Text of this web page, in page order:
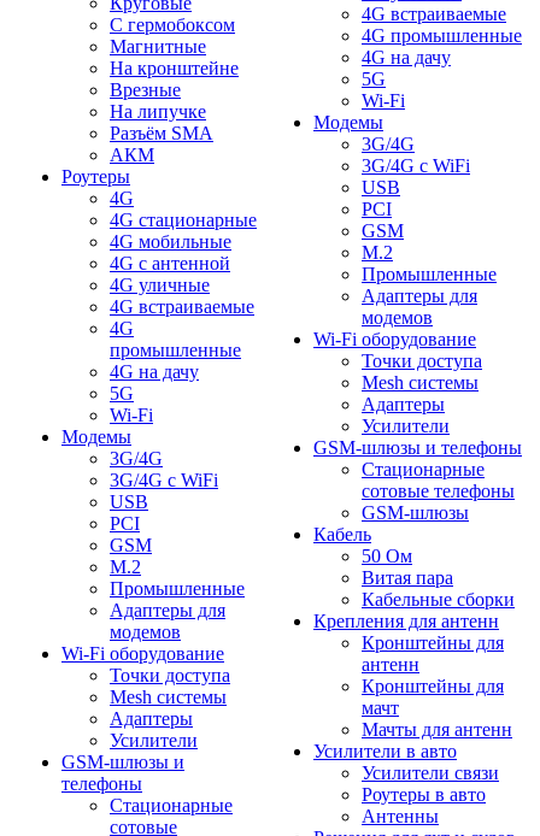
С гермобоксом
Магнитные
На кронштейне
Врезные
На липучке
Разъём SMA
АКМ
Роутеры
4G
4G стационарные
4G мобильные
4G с антенной
4G уличные
4G встраиваемые
4G
промышленные
4G на дачу
5G
Wi-Fi
Модемы
3G/4G
3G/4G с WiFi
USB
PCI
GSM
M.2
Промышленные
Адаптеры для
модемов
Wi-Fi оборудование
Точки доступа
Mesh системы
Адаптеры
Усилители
GSM-шлюзы и
телефоны
Стационарные
сотовые
4G встраиваемые
4G промышленные
4G на дачу
5G
Wi-Fi
Модемы
3G/4G
3G/4G с WiFi
USB
PCI
GSM
M.2
Промышленные
Адаптеры для
модемов
Wi-Fi оборудование
Точки доступа
Mesh системы
Адаптеры
Усилители
GSM-шлюзы и телефоны
Стационарные
сотовые телефоны
GSM-шлюзы
Кабель
50 Ом
Витая пара
Кабельные сборки
Крепления для антенн
Кронштейны для
антенн
Кронштейны для
мачт
Мачты для антенн
Усилители в авто
Усилители связи
Роутеры в авто
Антенны